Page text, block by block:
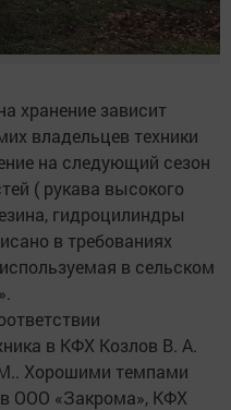
хранение зависит
владельцев техники
на следующий сезон
( рукава высокого
гидроцилиндры
в требованиях
в сельском
в КФХ Козлов В. А.
Хорошими темпами
в ООО «Закрома», КФХ